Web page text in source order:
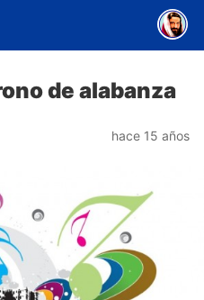
de alabanza
hace 15 años